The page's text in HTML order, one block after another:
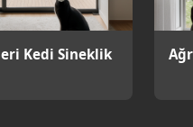
Kedi Sineklik